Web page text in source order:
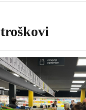
troškovi